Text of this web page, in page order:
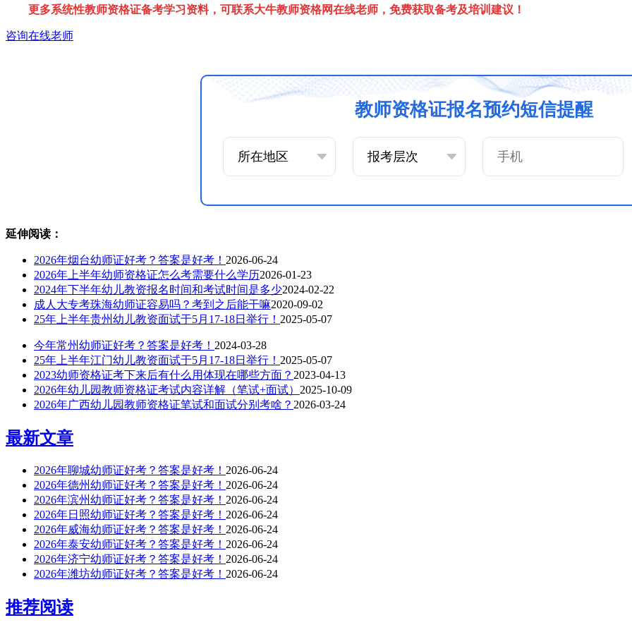
更多系统性教师资格证备考学习资料，可联系大牛教师资格网在线老师，免费获取备考及培训建议！
咨询在线老师
教师资格证报名预约短信提醒
延伸阅读：
2026年烟台幼师证好考？答案是好考！ 2026-06-24
2026年上半年幼师资格证怎么考需要什么学历2026-01-23
2024年下半年幼儿教资报名时间和考试时间是多少2024-02-22
成人大专考珠海幼师证容易吗？考到之后能干嘛2020-09-02
25年上半年贵州幼儿教资面试于5月17-18日举行！ 2025-05-07
今年常州幼师证好考？答案是好考！ 2024-03-28
25年上半年江门幼儿教资面试于5月17-18日举行！ 2025-05-07
2023幼师资格证考下来后有什么用体现在哪些方面？ 2023-04-13
2026年幼儿园教师资格证考试内容详解（笔试+面试） 2025-10-09
2026年广西幼儿园教师资格证笔试和面试分别考啥？ 2026-03-24
最新文章
2026年聊城幼师证好考？答案是好考！ 2026-06-24
2026年德州幼师证好考？答案是好考！ 2026-06-24
2026年滨州幼师证好考？答案是好考！ 2026-06-24
2026年日照幼师证好考？答案是好考！ 2026-06-24
2026年威海幼师证好考？答案是好考！ 2026-06-24
2026年泰安幼师证好考？答案是好考！ 2026-06-24
2026年济宁幼师证好考？答案是好考！ 2026-06-24
2026年潍坊幼师证好考？答案是好考！ 2026-06-24
推荐阅读